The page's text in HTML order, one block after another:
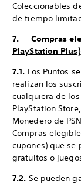
Coleccionables
de tiempo
7. Compras
PlayStation Plus)
7.1. Los Puntos
realizan los
cualquiera de
PlayStation
Monedero de
Compras
cupones) que se
gratuitos o
7.2. Se pueden